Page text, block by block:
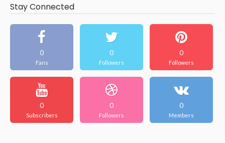
Stay Connected
0
Fans
0
Followers
0
Followers
0
Subscribers
0
Followers
0
Members